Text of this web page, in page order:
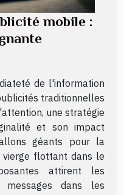
mobile :
de l'information
traditionnelles
une stratégie
et son impact
géants pour la
flottant dans le
attirent les
dans les